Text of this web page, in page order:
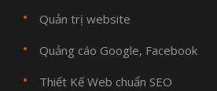
Quản trị website
Quảng cáo Google, Facebook
Thiết Kế Web chuẩn SEO